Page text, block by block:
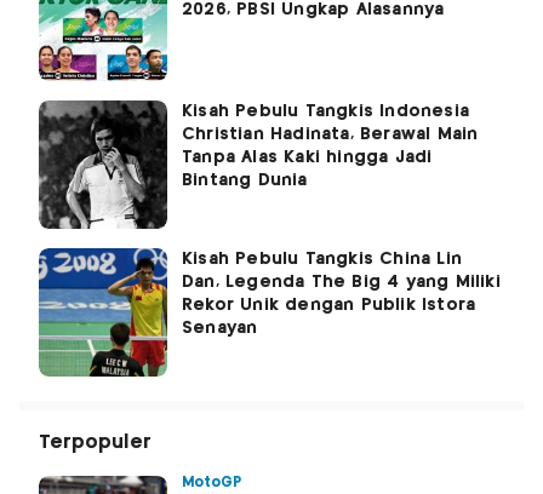
2026, PBSI Ungkap Alasannya
Kisah Pebulu Tangkis Indonesia
Christian Hadinata, Berawal Main
Tanpa Alas Kaki hingga Jadi
Bintang Dunia
Kisah Pebulu Tangkis China Lin
Dan, Legenda The Big 4 yang Miliki
Rekor Unik dengan Publik Istora
Senayan
Terpopuler
MotoGP